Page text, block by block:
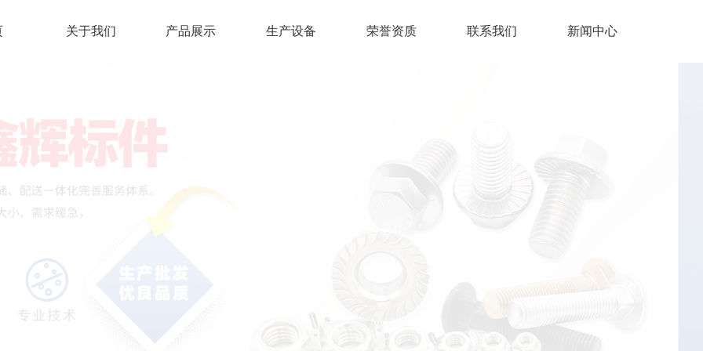
关于我们 产品展示 生产设备 荣誉资质 联系我们 新闻中心